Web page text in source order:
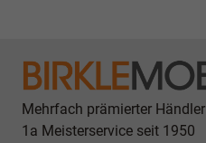
Mehrfach prämierter Händler
1a Meisterservice seit 1950